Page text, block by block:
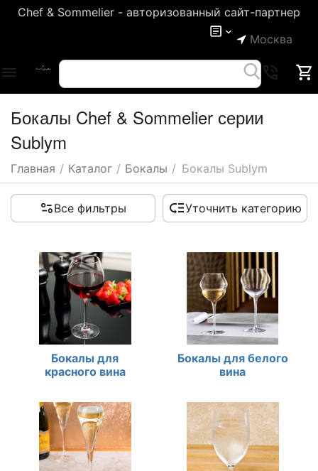
Chef & Sommelier - авторизованный сайт-партнер
Москва
Бокалы Chef & Sommelier серии
Sublym
Главная / Каталог / Бокалы / Бокалы Sublym
Все фильтры Уточнить категорию
Бокалы для
красного вина
Бокалы для белого
вина